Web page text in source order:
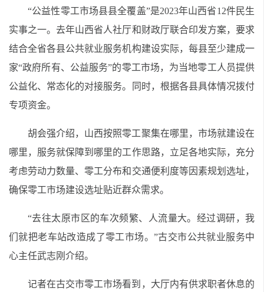
“公益性零工市场县县全覆盖”是2023年山西省12件民生
实事之一。去年山西省人社厅和财政厅联合印发方案，要求
结合全省各县公共就业服务机构建设实际，每县至少建成一
家“政府所有、公益服务”的零工市场，为当地零工人员提供
公益化、常态化的对接服务。同时，根据各县具体情况拨付
专项资金。
胡会强介绍，山西按照零工聚集在哪里，市场就建设在
哪里，服务就保障到哪里的工作思路，立足各地实际，充分
考虑劳动力数量、零工分布和交通便利度等因素规划选址，
确保零工市场建设选址贴近群众需求。
“去往太原市区的车次频繁、人流量大。经过调研，我
们就把老车站改造成了零工市场。”古交市公共就业服务中
心主任武志刚介绍。
记者在古交市零工市场看到，大厅内有供求职者休息的